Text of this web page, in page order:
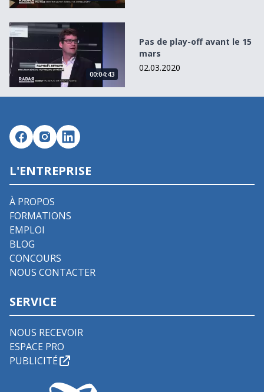
Pas de play-off avant le 15 mars
00:04:43
Pas de play-off avant le 15
mars
02.03.2020
L'ENTREPRISE
À PROPOS
FORMATIONS
EMPLOI
BLOG
CONCOURS
NOUS CONTACTER
SERVICE
NOUS RECEVOIR
ESPACE PRO
PUBLICITÉ